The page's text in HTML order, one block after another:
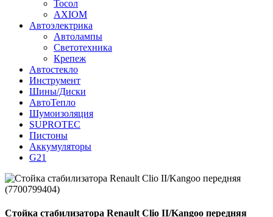
Тосол
AXIOM
Автоэлектрика
Автолампы
Светотехника
Крепеж
Автостекло
Инструмент
Шины/Диски
АвтоТепло
Шумоизоляция
SUPROTEC
Пистоны
Аккумуляторы
G21
Стойка стабилизатора Renault Clio II/Kangoo передняя